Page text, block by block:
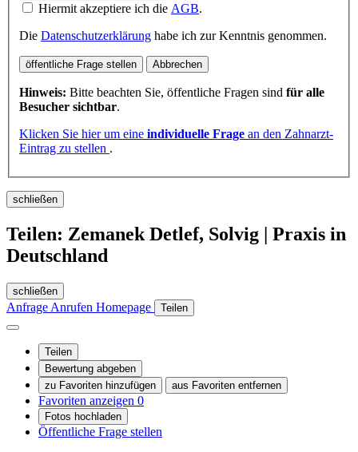
Hiermit akzeptiere ich die AGB.
Die Datenschutzerklärung habe ich zur Kenntnis genommen.
öffentliche Frage stellen Abbrechen
Hinweis: Bitte beachten Sie, öffentliche Fragen sind für alle
Besucher sichtbar.
Klicken Sie hier um eine individuelle Frage an den Zahnarzt-
Eintrag zu stellen .
schließen
Teilen: Zemanek Detlef, Solvig | Praxis in
Deutschland
schließen
Anfrage Anrufen Homepage Teilen
Teilen
Bewertung abgeben
zu Favoriten hinzufügen
aus Favoriten entfernen
Favoriten anzeigen 0
Fotos hochladen
Öffentliche Frage stellen